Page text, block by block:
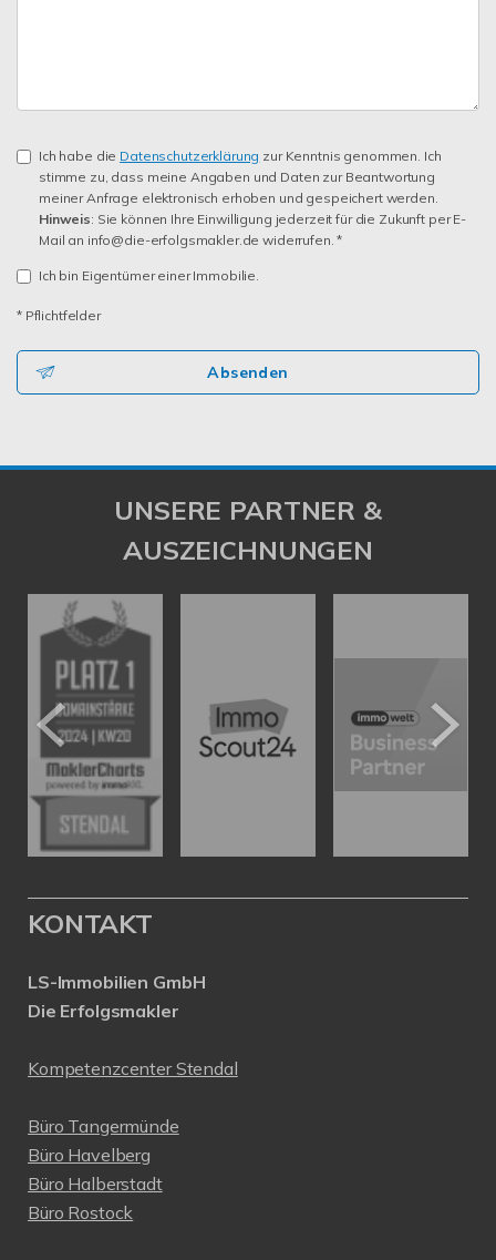
Ich habe die Datenschutzerklärung zur Kenntnis genommen. Ich
stimme zu, dass meine Angaben und Daten zur Beantwortung
meiner Anfrage elektronisch erhoben und gespeichert werden.
Hinweis: Sie können Ihre Einwilligung jederzeit für die Zukunft per E-
Mail an info@die-erfolgsmakler.de widerrufen. *
Ich bin Eigentümer einer Immobilie.
* Pflichtfelder
Absenden
UNSERE PARTNER &
AUSZEICHNUNGEN
KONTAKT
LS-Immobilien GmbH
Die Erfolgsmakler
Kompetenzcenter Stendal
Büro Tangermünde
Büro Havelberg
Büro Halberstadt
Büro Rostock